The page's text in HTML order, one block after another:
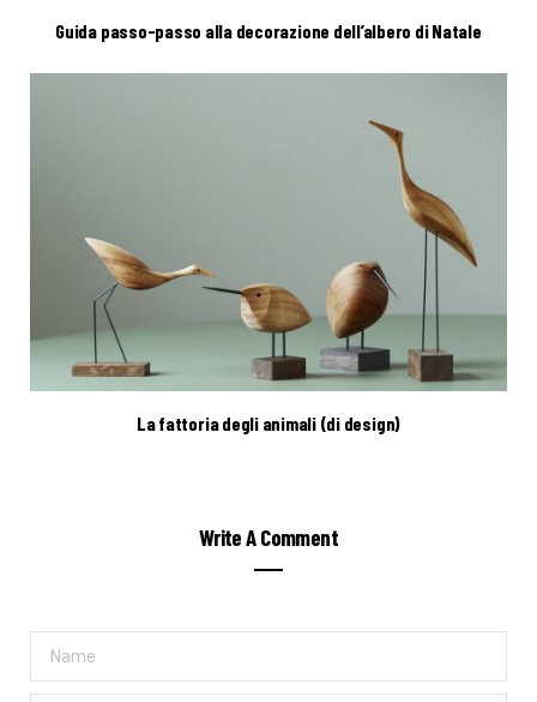
Guida passo-passo alla decorazione dell’albero di Natale
La fattoria degli animali (di design)
Write A Comment